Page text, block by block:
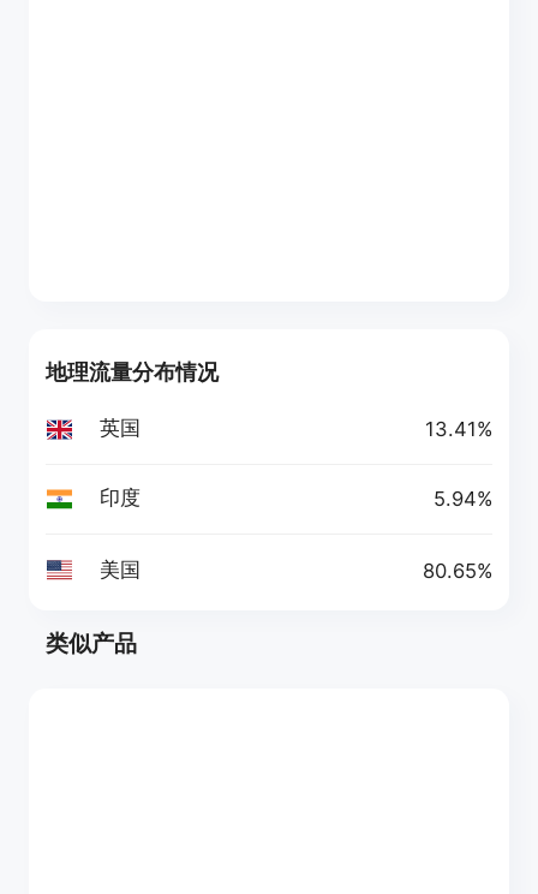
地理流量分布情况
英国 13.41%
印度 5.94%
美国 80.65%
类似产品